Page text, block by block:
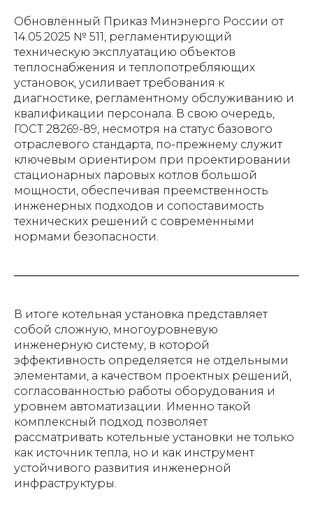
Обновлённый Приказ Минэнерго России от
14.05.2025 № 511, регламентирующий
техническую эксплуатацию объектов
теплоснабжения и теплопотребляющих
установок, усиливает требования к
диагностике, регламентному обслуживанию и
квалификации персонала. В свою очередь,
ГОСТ 28269-89, несмотря на статус базового
отраслевого стандарта, по-прежнему служит
ключевым ориентиром при проектировании
стационарных паровых котлов большой
мощности, обеспечивая преемственность
инженерных подходов и сопоставимость
технических решений с современными
нормами безопасности.
В итоге котельная установка представляет
собой сложную, многоуровневую
инженерную систему, в которой
эффективность определяется не отдельными
элементами, а качеством проектных решений,
согласованностью работы оборудования и
уровнем автоматизации. Именно такой
комплексный подход позволяет
рассматривать котельные установки не только
как источник тепла, но и как инструмент
устойчивого развития инженерной
инфраструктуры.